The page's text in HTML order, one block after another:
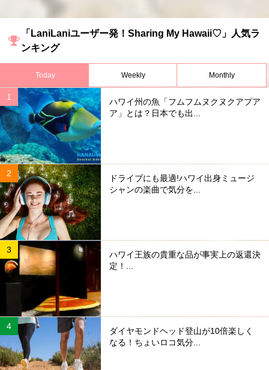
「LaniLaniユーザー発！Sharing My Hawaii♡」人気ラ
ンキング
Today Weekly Monthly
ハワイ州の魚「フムフムヌクヌクアプア
ア」とは？日本でも出...
ドライブにも最適!ハワイ出身ミュージ
シャンの楽曲で気分を...
ハワイ王族の貴重な品が事実上の返還決
定！...
ダイヤモンドヘッド登山が10倍楽しく
なる！ちょいロコ気分...